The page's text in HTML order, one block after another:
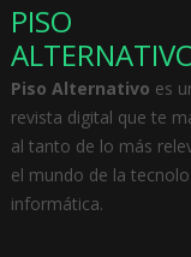
PISO
Piso Alternativo es
revista digital que te
al tanto de lo más
el mundo de la
informática.